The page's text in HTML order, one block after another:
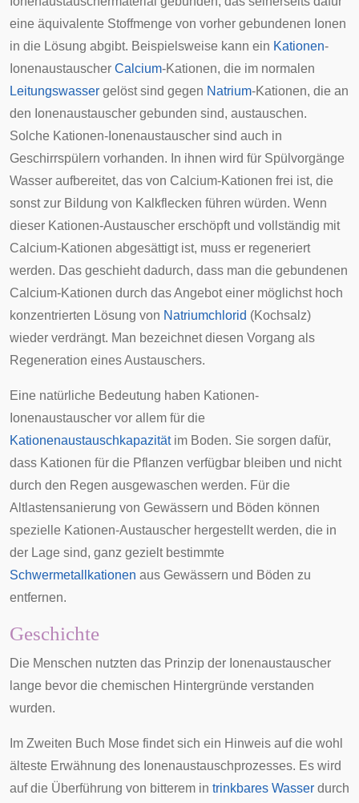
eine äquivalente Stoffmenge von vorher gebundenen Ionen
in die Lösung abgibt. Beispielsweise kann ein Kationen-
Ionenaustauscher Calcium-Kationen, die im normalen
Leitungswasser gelöst sind gegen Natrium-Kationen, die an
den Ionenaustauscher gebunden sind, austauschen.
Solche Kationen-Ionenaustauscher sind auch in
Geschirrspülern vorhanden. In ihnen wird für Spülvorgänge
Wasser aufbereitet, das von Calcium-Kationen frei ist, die
sonst zur Bildung von Kalkflecken führen würden. Wenn
dieser Kationen-Austauscher erschöpft und vollständig mit
Calcium-Kationen abgesättigt ist, muss er regeneriert
werden. Das geschieht dadurch, dass man die gebundenen
Calcium-Kationen durch das Angebot einer möglichst hoch
konzentrierten Lösung von Natriumchlorid (Kochsalz)
wieder verdrängt. Man bezeichnet diesen Vorgang als
Regeneration eines Austauschers.
Eine natürliche Bedeutung haben Kationen-
Ionenaustauscher vor allem für die
Kationenaustauschkapazitätim Boden. Sie sorgen dafür,
dass Kationen für die Pflanzen verfügbar bleiben und nicht
durch den Regen ausgewaschen werden. Für die
Altlastensanierung von Gewässern und Böden können
spezielle Kationen-Austauscher hergestellt werden, die in
der Lage sind, ganz gezielt bestimmte
Schwermetallkationen aus Gewässern und Böden zu
entfernen.
Geschichte
Die Menschen nutzten das Prinzip der Ionenaustauscher
lange bevor die chemischen Hintergründe verstanden
wurden.
Im Zweiten Buch Mose findet sich ein Hinweis auf die wohl
älteste Erwähnung des Ionenaustauschprozesses. Es wird
auf die Überführung von bitterem in trinkbares Wasser durch